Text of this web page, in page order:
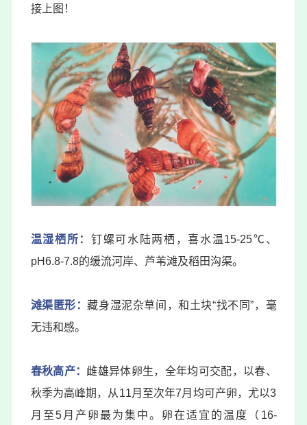
接上图！
温湿栖所： 钉螺可水陆两栖，喜水温15-25℃、
pH6.8-7.8的缓流河岸、芦苇滩及稻田沟渠。
滩渠匿形：藏身湿泥杂草间，和土块“找不同”，毫
无违和感。
春秋高产： 雌雄异体卵生，全年均可交配，以春、
秋季为高峰期，从11月至次年7月均可产卵，尤以3
月至5月产卵最为集中。卵在适宜的温度（16-